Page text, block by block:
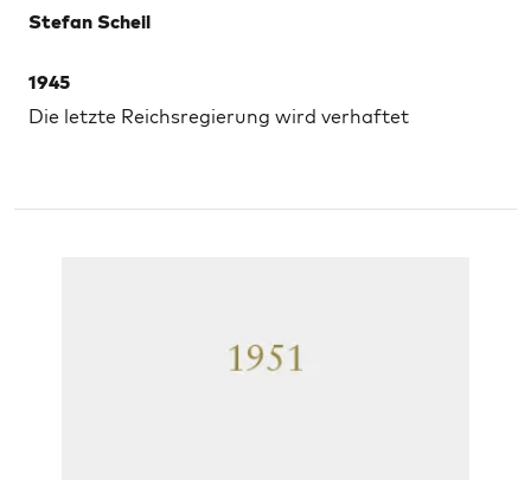
Stefan Scheil
1945
Die letzte Reichsregierung wird verhaftet